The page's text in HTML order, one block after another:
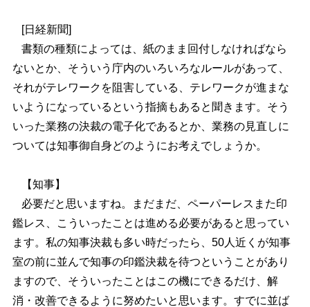
[日経新聞]
書類の種類によっては、紙のまま回付しなければなら
ないとか、そういう庁内のいろいろなルールがあって、
それがテレワークを阻害している、テレワークが進まな
いようになっているという指摘もあると聞きます。そう
いった業務の決裁の電子化であるとか、業務の見直しに
ついては知事御自身どのようにお考えでしょうか。
【知事】
必要だと思いますね。まだまだ、ペーパーレスまた印
鑑レス、こういったことは進める必要があると思ってい
ます。私の知事決裁も多い時だったら、50人近くが知事
室の前に並んで知事の印鑑決裁を待つということがあり
ますので、そういったことはこの機にできるだけ、解
消・改善できるように努めたいと思います。すでに並ば